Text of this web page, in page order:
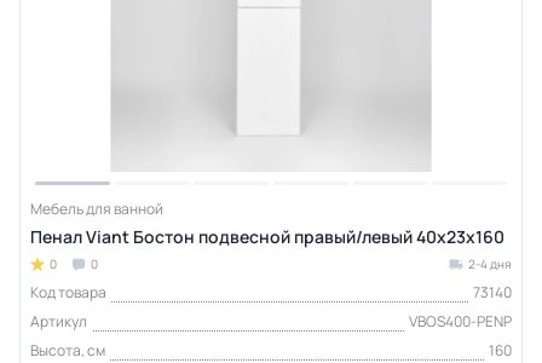
Мебель для ванной
Пенал Viant Бостон подвесной правый/левый 40x23x160
0 0 2-4 дня
Код товара
73140
Артикул
VBOS400-PENP
Высота, см
160